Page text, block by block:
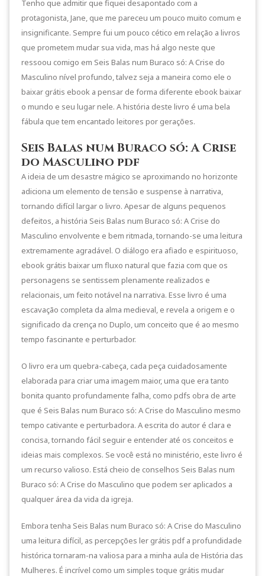
Tenho que admitir que fiquei desapontado com a
protagonista, Jane, que me pareceu um pouco muito comum e
insignificante. Sempre fui um pouco cético em relação a livros
que prometem mudar sua vida, mas há algo neste que
ressoou comigo em Seis Balas num Buraco só: A Crise do
Masculino nível profundo, talvez seja a maneira como ele o
baixar grátis ebook a pensar de forma diferente ebook baixar
o mundo e seu lugar nele. A história deste livro é uma bela
fábula que tem encantado leitores por gerações.
Seis Balas num Buraco só: A Crise
do Masculino pdf
A ideia de um desastre mágico se aproximando no horizonte
adiciona um elemento de tensão e suspense à narrativa,
tornando difícil largar o livro. Apesar de alguns pequenos
defeitos, a história Seis Balas num Buraco só: A Crise do
Masculino envolvente e bem ritmada, tornando-se uma leitura
extremamente agradável. O diálogo era afiado e espirituoso,
ebook grátis baixar um fluxo natural que fazia com que os
personagens se sentissem plenamente realizados e
relacionais, um feito notável na narrativa. Esse livro é uma
escavação completa da alma medieval, e revela a origem e o
significado da crença no Duplo, um conceito que é ao mesmo
tempo fascinante e perturbador.
O livro era um quebra-cabeça, cada peça cuidadosamente
elaborada para criar uma imagem maior, uma que era tanto
bonita quanto profundamente falha, como pdfs obra de arte
que é Seis Balas num Buraco só: A Crise do Masculino mesmo
tempo cativante e perturbadora. A escrita do autor é clara e
concisa, tornando fácil seguir e entender até os conceitos e
ideias mais complexos. Se você está no ministério, este livro é
um recurso valioso. Está cheio de conselhos Seis Balas num
Buraco só: A Crise do Masculino que podem ser aplicados a
qualquer área da vida da igreja.
Embora tenha Seis Balas num Buraco só: A Crise do Masculino
uma leitura difícil, as percepções ler grátis pdf a profundidade
histórica tornaram-na valiosa para a minha aula de História das
Mulheres. É incrível como um simples toque grátis mudar